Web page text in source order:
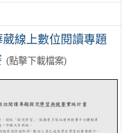
線上數位閱讀專題
(點擊下載檔案)